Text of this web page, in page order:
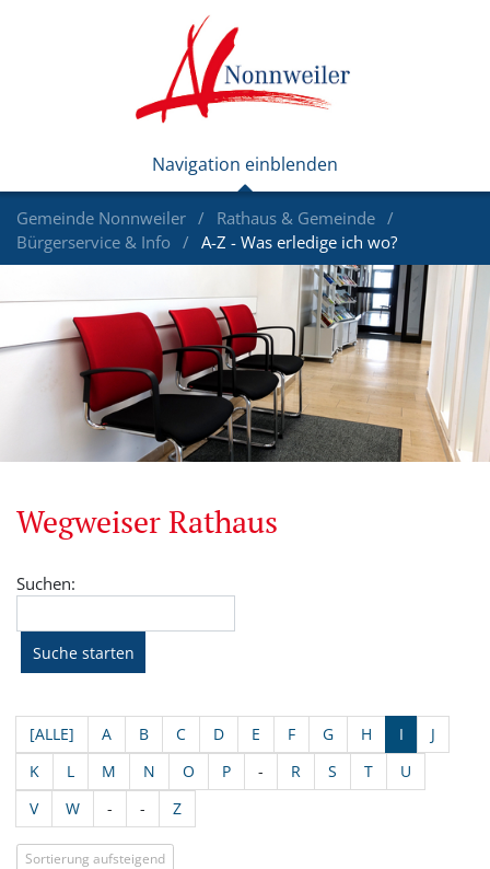
Gemeinde Nonnweiler
Rathaus & Gemeinde
Bürgerservice & Info
A-Z - Was erledige ich wo?
Wegweiser Rathaus
Suchen:
[ALLE] A B C D E F G H I
J
K
L M N O P - R S T
U
V
W - - Z
Sortierung aufsteigend